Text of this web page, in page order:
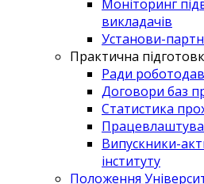
Моніторинг
викладачів
Установи-
Практична
Ради
Договори баз
Статистика
Випускники-
інституту
Положення